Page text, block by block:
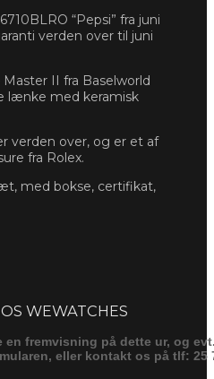
“Pepsi” fra juni
verden over til juni
II fra Baselworld
lænke med keramisk
verden over, og er et af
fra Rolex.
med bokse, certifikat,
WEWATCHES
en fremvisning på dette ur, og
eller kontakt os på tlf: 25